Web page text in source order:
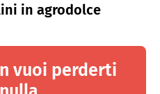
in agrodolce
vuoi perderti